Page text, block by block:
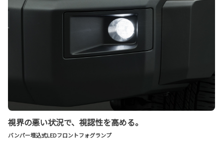
視界の悪い状況で、視認性を高める。
バンパー埋込式LEDフロントフォグランプ